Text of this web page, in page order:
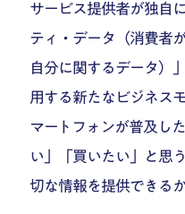
サービス提供者が独自
ティ・データ（消費者
自分に関するデータ）
用する新たなビジネス
マートフォンが普及し
い」「買いたい」と思
切な情報を提供できる